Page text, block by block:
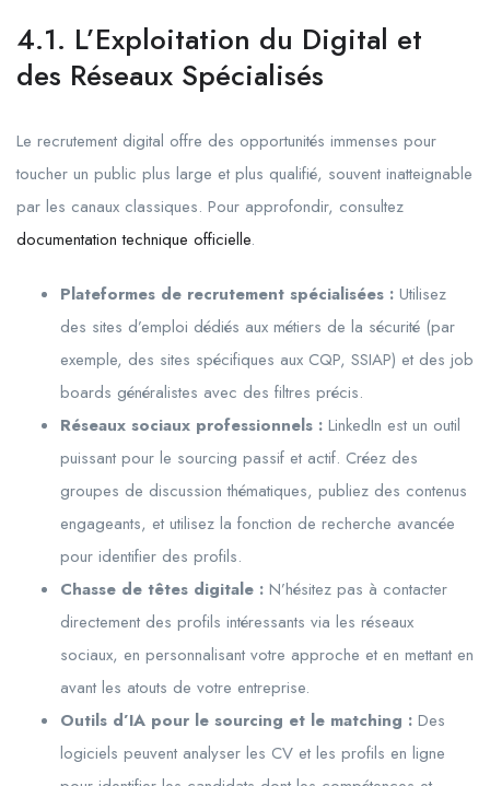
4.1. L’Exploitation du Digital et
des Réseaux Spécialisés
Le recrutement digital offre des opportunités immenses pour
toucher un public plus large et plus qualifié, souvent inatteignable
par les canaux classiques. Pour approfondir, consultez
documentation technique officielle.
Plateformes de recrutement spécialisées : Utilisez
des sites d’emploi dédiés aux métiers de la sécurité (par
exemple, des sites spécifiques aux CQP, SSIAP) et des job
boards généralistes avec des filtres précis.
Réseaux sociaux professionnels : LinkedIn est un outil
puissant pour le sourcing passif et actif. Créez des
groupes de discussion thématiques, publiez des contenus
engageants, et utilisez la fonction de recherche avancée
pour identifier des profils.
Chasse de têtes digitale : N’hésitez pas à contacter
directement des profils intéressants via les réseaux
sociaux, en personnalisant votre approche et en mettant en
avant les atouts de votre entreprise.
Outils d’IA pour le sourcing et le matching : Des
logiciels peuvent analyser les CV et les profils en ligne